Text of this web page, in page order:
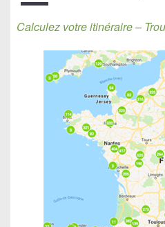
Calculez votre itinéraire –